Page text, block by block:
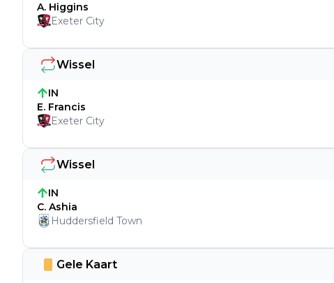
Gele Kaart
Wissel
IN
C. Ashia
Huddersfield Town
Wissel
IN
E. Francis
Exeter City
A. Higgins
Exeter City